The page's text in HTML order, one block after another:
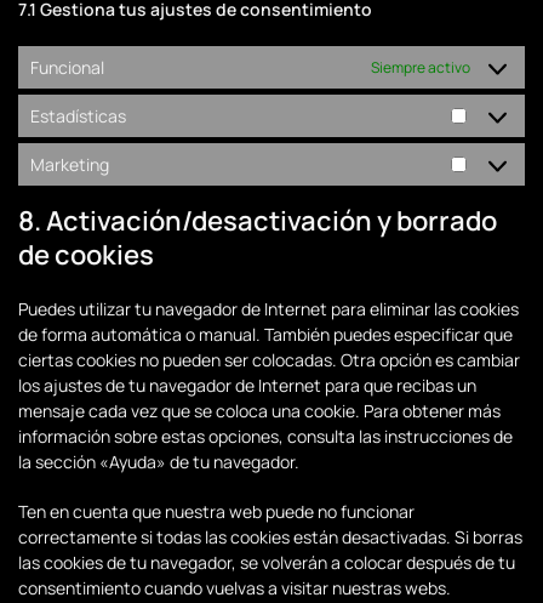
7.1 Gestiona tus ajustes de consentimiento
Funcional Siempre activo
Estadísticas
Marketing
8. Activación/desactivación y borrado
de cookies
Puedes utilizar tu navegador de Internet para eliminar las cookies
de forma automática o manual. También puedes especificar que
ciertas cookies no pueden ser colocadas. Otra opción es cambiar
los ajustes de tu navegador de Internet para que recibas un
mensaje cada vez que se coloca una cookie. Para obtener más
información sobre estas opciones, consulta las instrucciones de
la sección «Ayuda» de tu navegador.
Ten en cuenta que nuestra web puede no funcionar
correctamente si todas las cookies están desactivadas. Si borras
las cookies de tu navegador, se volverán a colocar después de tu
consentimiento cuando vuelvas a visitar nuestras webs.